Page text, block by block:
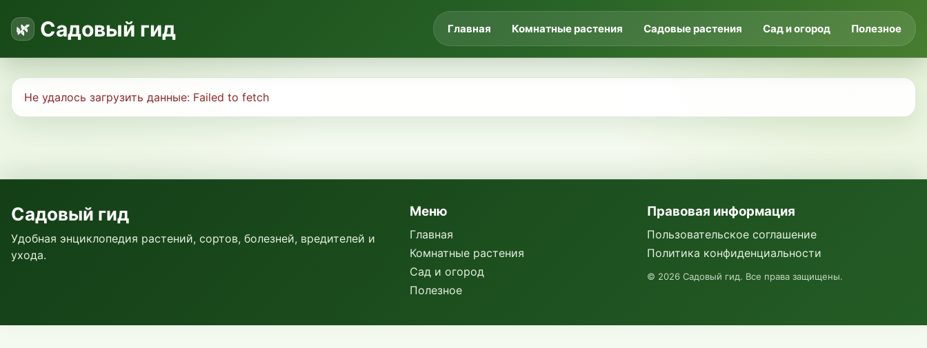
Садовый гид Главная Комнатные растения Садовые растения Сад и огород Полезное
Не удалось загрузить данные: Failed to fetch
Садовый гид
Удобная энциклопедия растений, сортов, болезней, вредителей и
ухода.
Меню
Главная
Комнатные растения
Сад и огород
Полезное
Правовая информация
Пользовательское соглашение
Политика конфиденциальности
© 2026 Садовый гид. Все права защищены.